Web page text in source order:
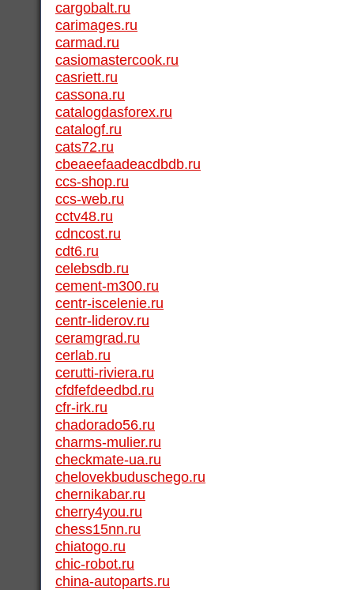
cargobalt.ru
carimages.ru
carmad.ru
casiomastercook.ru
casriett.ru
cassona.ru
catalogdasforex.ru
catalogf.ru
cats72.ru
cbeaeefaadeacdbdb.ru
ccs-shop.ru
ccs-web.ru
cctv48.ru
cdncost.ru
cdt6.ru
celebsdb.ru
cement-m300.ru
centr-iscelenie.ru
centr-liderov.ru
ceramgrad.ru
cerlab.ru
cerutti-riviera.ru
cfdfefdeedbd.ru
cfr-irk.ru
chadorado56.ru
charms-mulier.ru
checkmate-ua.ru
chelovekbuduschego.ru
chernikabar.ru
cherry4you.ru
chess15nn.ru
chiatogo.ru
chic-robot.ru
china-autoparts.ru